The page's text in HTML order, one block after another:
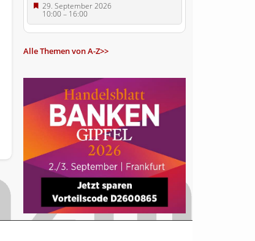
29. September 2026
10:00– 16:00
Alle Themen von A-Z>>